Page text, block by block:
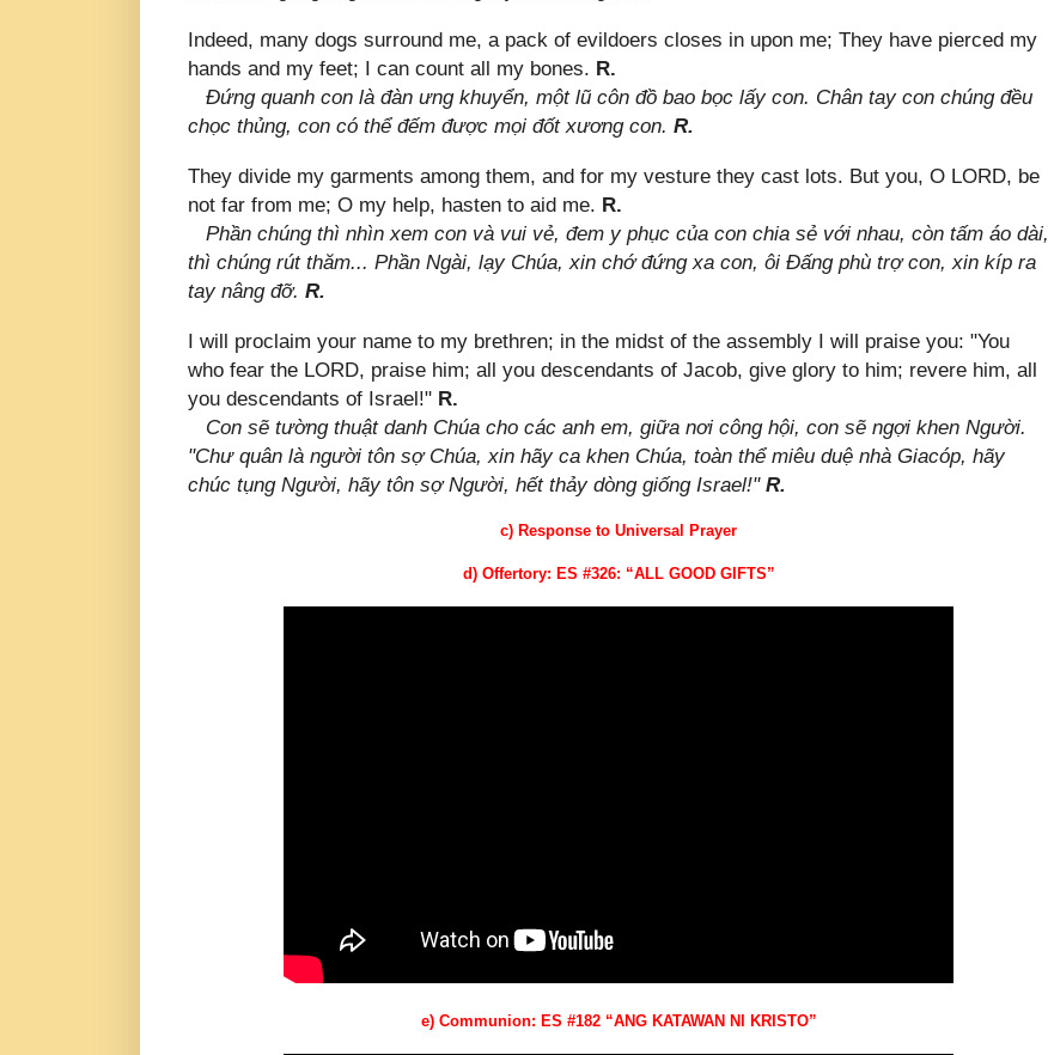
Indeed, many dogs surround me, a pack of evildoers closes in upon me; They have pierced my
hands and my feet; I can count all my bones. R.
Ðứng quanh con là đàn ưng khuyển, một lũ côn đồ bao bọc lấy con. Chân tay con chúng đều
chọc thủng, con có thể đếm được mọi đốt xương con. R.
They divide my garments among them, and for my vesture they cast lots. But you, O LORD, be
not far from me; O my help, hasten to aid me. R.
Phần chúng thì nhìn xem con và vui vẻ, đem y phục của con chia sẻ với nhau, còn tấm áo dài,
thì chúng rút thăm... Phần Ngài, lạy Chúa, xin chớ đứng xa con, ôi Ðấng phù trợ con, xin kíp ra
tay nâng đỡ. R.
I will proclaim your name to my brethren; in the midst of the assembly I will praise you: "You
who fear the LORD, praise him; all you descendants of Jacob, give glory to him; revere him, all
you descendants of Israel!" R.
Con sẽ tường thuật danh Chúa cho các anh em, giữa nơi công hội, con sẽ ngợi khen Người.
"Chư quân là người tôn sợ Chúa, xin hãy ca khen Chúa, toàn thể miêu duệ nhà Giacóp, hãy
chúc tụng Người, hãy tôn sợ Người, hết thảy dòng giống Israel!" R.
c) Response to Universal Prayer
d) Offertory: ES #326: “ALL GOOD GIFTS”
e) Communion: ES #182 “ANG KATAWAN NI KRISTO”